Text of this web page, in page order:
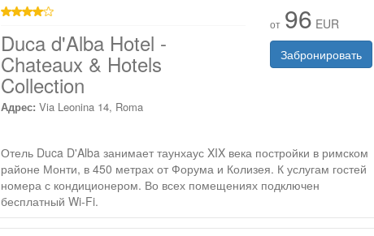
Duca d'Alba Hotel -
Chateaux & Hotels
Collection
Адрес: Via Leonina 14, Roma
от 96 EUR
Забронировать
Отель Duca D'Alba занимает таунхаус XIX века постройки в римском
районе Монти, в 450 метрах от Форума и Колизея. К услугам гостей
номера с кондиционером. Во всех помещениях подключен
бесплатный Wi-Fi.